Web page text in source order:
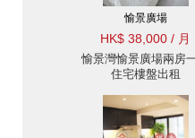
愉景廣場
HK$ 38,000 / 月
愉景灣愉景廣場兩房
住宅樓盤出租